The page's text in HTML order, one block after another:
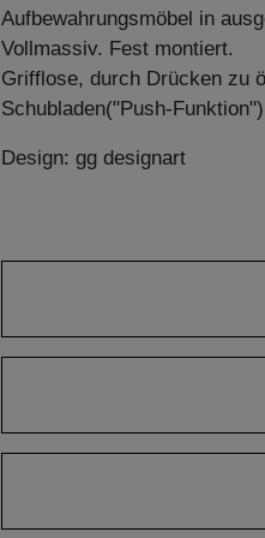
Aufbewahrungsmöbel in
Vollmassiv. Fest montiert.
Grifflose, durch Drücken zu
Schubladen("Push-
Design: gg designart